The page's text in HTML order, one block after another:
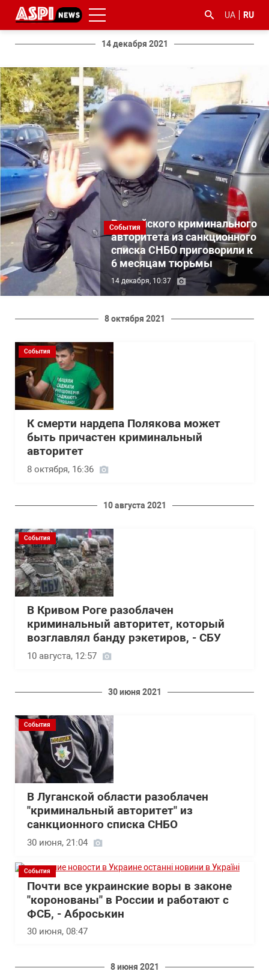
UA RU
14 декабря 2021
События
Российского криминального
авторитета из санкционного
списка СНБО приговорили к
6 месяцам тюрьмы
14 декабря, 10:37
8 октября 2021
События
К смерти нардепа Полякова может
быть причастен криминальный
авторитет
8 октября, 16:36
10 августа 2021
События
В Кривом Роге разоблачен
криминальный авторитет, который
возглавлял банду рэкетиров, - СБУ
10 августа, 12:57
30 июня 2021
События
В Луганской области разоблачен
"криминальный авторитет" из
санкционного списка СНБО
30 июня, 21:04
События
Почти все украинские воры в законе
"коронованы" в России и работают с
ФСБ, - Аброськин
30 июня, 08:47
8 июня 2021
#ООС
#боротьба
з
корупцією
#гфс #Киев #коронавірус